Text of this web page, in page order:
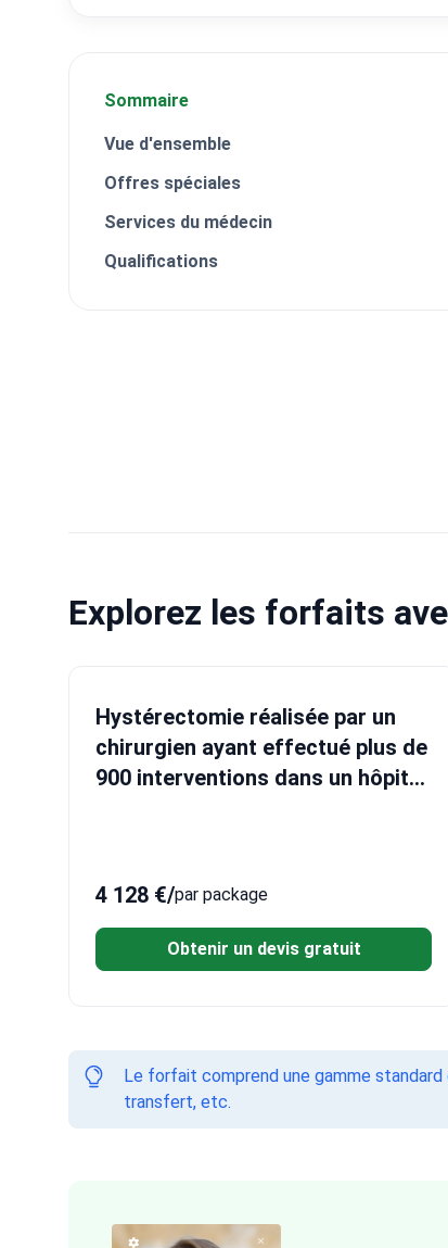
Sommaire
Vue d'ensemble
Offres spéciales
Services du médecin
Qualifications
Explorez les forfaits
Hystérectomie réalisée par un
chirurgien ayant effectué plus de
900 interventions dans un hôpital
4 128 €/par package
Obtenir un devis gratuit
Le forfait comprend une gamme
transfert, etc.